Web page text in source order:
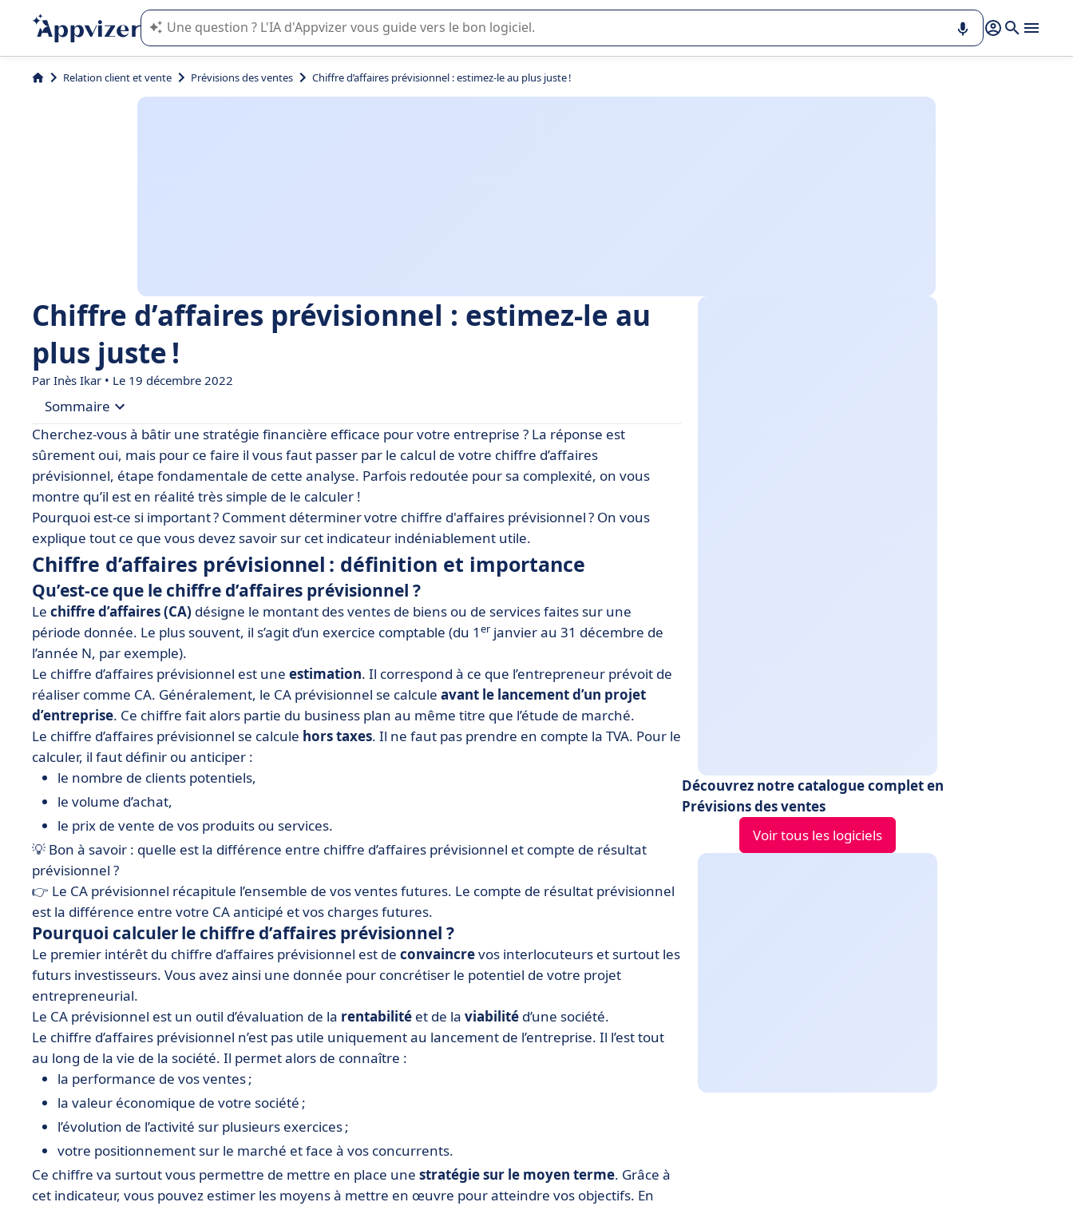
L'IA de Appvizer vous guide dans l'utilisation ou la sélection de logiciel SaaS en entreprise.
Relation client et vente Prévisions des ventes Chiffre d’affaires prévisionnel : estimez-le au plus juste !
Chiffre d’affaires prévisionnel : estimez-le au
plus juste !
Par Inès Ikar • Le 19 décembre 2022
Sommaire
• Chiffre d’affaires prévisionnel : définition et importance
• Comment calculer son chiffre d’affaires prévisionnel ?
• CA prévisionnel : exemple de grille à compléter
• Le chiffre d’affaires prévisionnel en résumé
Cherchez-vous à bâtir une stratégie financière efficace pour votre entreprise ? La réponse est
sûrement oui, mais pour ce faire il vous faut passer par le calcul de votre chiffre d’affaires
prévisionnel, étape fondamentale de cette analyse. Parfois redoutée pour sa complexité, on vous
montre qu’il est en réalité très simple de le calculer !
Pourquoi est-ce si important ? Comment déterminer votre chiffre d'affaires prévisionnel ? On vous
explique tout ce que vous devez savoir sur cet indicateur indéniablement utile.
Chiffre d’affaires prévisionnel : définition et importance
Qu’est-ce que le chiffre d’affaires prévisionnel ?
Le chiffre d’affaires (CA) désigne le montant des ventes de biens ou de services faites sur une
période donnée. Le plus souvent, il s’agit d’un exercice comptable (du 1 er janvier au 31 décembre de
l’année N, par exemple).
Le chiffre d’affaires prévisionnel est une estimation. Il correspond à ce que l’entrepreneur prévoit de
réaliser comme CA. Généralement, le CA prévisionnel se calcule avant le lancement d’un projet
d’entreprise. Ce chiffre fait alors partie du business plan au même titre que l’étude de marché.
Le chiffre d’affaires prévisionnel se calcule hors taxes. Il ne faut pas prendre en compte la TVA. Pour le
calculer, il faut définir ou anticiper :
le nombre de clients potentiels,
le volume d’achat,
le prix de vente de vos produits ou services.
💡 Bon à savoir : quelle est la différence entre chiffre d’affaires prévisionnel et compte de résultat
prévisionnel ?
👉 Le CA prévisionnel récapitule l’ensemble de vos ventes futures. Le compte de résultat prévisionnel
est la différence entre votre CA anticipé et vos charges futures.
Pourquoi calculer le chiffre d’affaires prévisionnel ?
Le premier intérêt du chiffre d’affaires prévisionnel est de convaincrevos interlocuteurs et surtout les
futurs investisseurs. Vous avez ainsi une donnée pour concrétiser le potentiel de votre projet
entrepreneurial.
Le CA prévisionnel est un outil d’évaluation de la rentabilité et de la viabilité d’une société.
Le chiffre d’affaires prévisionnel n’est pas utile uniquement au lancement de l’entreprise. Il l’est tout
au long de la vie de la société. Il permet alors de connaître :
la performance de vos ventes ;
la valeur économique de votre société ;
l’évolution de l’activité sur plusieurs exercices ;
votre positionnement sur le marché et face à vos concurrents.
Ce chiffre va surtout vous permettre de mettre en place une stratégie sur le moyen terme. Grâce à
cet indicateur, vous pouvez estimer les moyens à mettre en œuvre pour atteindre vos objectifs. En
Découvrez notre catalogue complet en
Prévisions des ventes
Voir tous les logiciels